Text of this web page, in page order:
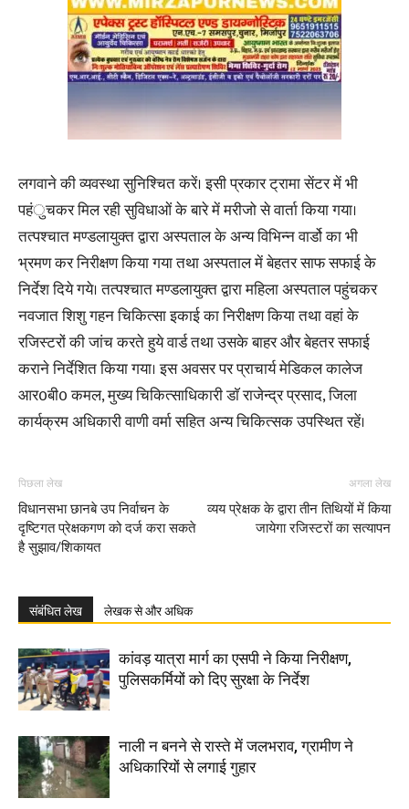
लगवाने की व्यवस्था सुनिश्चित करें। इसी प्रकार ट्रामा सेंटर में भी
पहंुचकर मिल रही सुविधाओं के बारे में मरीजो से वार्ता किया गया।
तत्पश्चात मण्डलायुक्त द्वारा अस्पताल के अन्य विभिन्न वार्डो का भी
भ्रमण कर निरीक्षण किया गया तथा अस्पताल में बेहतर साफ सफाई के
निर्देश दिये गये। तत्पश्चात मण्डलायुक्त द्वारा महिला अस्पताल पहुंचकर
नवजात शिशु गहन चिकित्सा इकाई का निरीक्षण किया तथा वहां के
रजिस्टरों की जांच करते हुये वार्ड तथा उसके बाहर और बेहतर सफाई
कराने निर्देशित किया गया। इस अवसर पर प्राचार्य मेडिकल कालेज
आर0बी0 कमल, मुख्य चिकित्साधिकारी डाॅ राजेन्द्र प्रसाद, जिला
कार्यक्रम अधिकारी वाणी वर्मा सहित अन्य चिकित्सक उपस्थित रहें।
पिछला लेख
विधानसभा छानबे उप निर्वाचन के
दृष्टिगत प्रेक्षकगण को दर्ज करा सकते
है सुझाव/शिकायत
अगला लेख
व्यय प्रेक्षक के द्वारा तीन तिथियों में किया
जायेगा रजिस्टरों का सत्यापन
संबंधित लेख लेखक से और अधिक
कांवड़ यात्रा मार्ग का एसपी ने किया निरीक्षण,
पुलिसकर्मियों को दिए सुरक्षा के निर्देश
नाली न बनने से रास्ते में जलभराव, ग्रामीण ने
अधिकारियों से लगाई गुहार